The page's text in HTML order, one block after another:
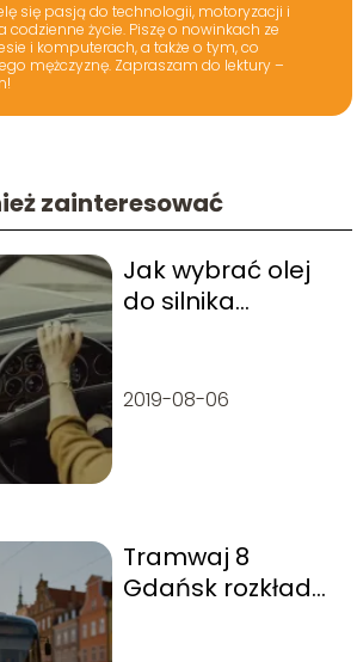
się pasją do technologii, motoryzacji i
codzienne życie. Piszę o nowinkach ze
i komputerach, a także o tym, co
mężczyznę. Zapraszam do lektury –
zainteresować
Jak wybrać olej
do silnika
2019-08-06
Tramwaj 8
Gdańsk rozkład